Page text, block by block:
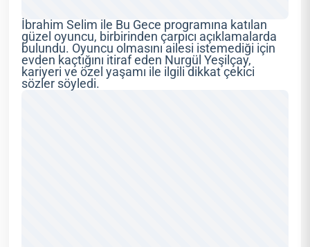
İbrahim Selim ile Bu Gece programına katılan
güzel oyuncu, birbirinden çarpıcı açıklamalarda
bulundu. Oyuncu olmasını ailesi istemediği için
evden kaçtığını itiraf eden Nurgül Yeşilçay,
kariyeri ve özel yaşamı ile ilgili dikkat çekici
sözler söyledi.